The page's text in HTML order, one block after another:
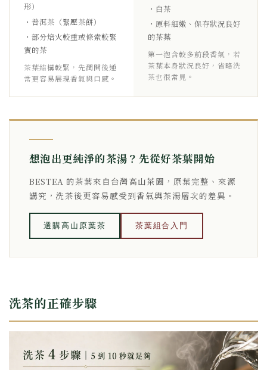
形）
・普洱茶（緊壓茶餅）
・部分焙火較重或條索較緊
實的茶
茶葉結構較緊，先潤開後通
常更容易展現香氣與口感。
・白茶
・原料細嫩、保存狀況良好
的茶葉
第一泡含較多前段香氣，若
茶葉本身狀況良好，省略洗
茶也很常見。
想泡出更純淨的茶湯？先從好茶葉開始
BESTEA 的茶葉來自台灣高山茶園，原葉完整、來源
講究，洗茶後更容易感受到香氣與茶湯層次的差異。
選購高山原葉茶 茶葉組合入門
洗茶的正確步驟